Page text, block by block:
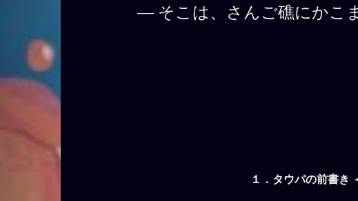
― そこは、さんご礁にかこ
１．タウパの前書き